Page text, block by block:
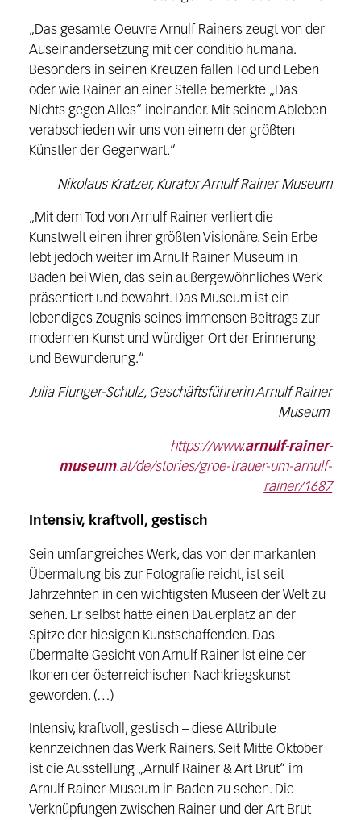
„Das gesamte Oeuvre Arnulf Rainers zeugt von der
Auseinandersetzung mit der conditio humana.
Besonders in seinen Kreuzen fallen Tod und Leben
oder wie Rainer an einer Stelle bemerkte „Das
Nichts gegen Alles“ ineinander. Mit seinem Ableben
verabschieden wir uns von einem der größten
Künstler der Gegenwart.“
Nikolaus Kratzer, Kurator Arnulf Rainer Museum
„Mit dem Tod von Arnulf Rainer verliert die
Kunstwelt einen ihrer größten Visionäre. Sein Erbe
lebt jedoch weiter im Arnulf Rainer Museum in
Baden bei Wien, das sein außergewöhnliches Werk
präsentiert und bewahrt. Das Museum ist ein
lebendiges Zeugnis seines immensen Beitrags zur
modernen Kunst und würdiger Ort der Erinnerung
und Bewunderung.“
Julia Flunger-Schulz, Geschäftsführerin Arnulf Rainer
Museum
https://www.arnulf-rainer-
museum.at/de/stories/groe-trauer-um-arnulf-
rainer/1687
Intensiv, kraftvoll, gestisch
Sein umfangreiches Werk, das von der markanten
Übermalung bis zur Fotografie reicht, ist seit
Jahrzehnten in den wichtigsten Museen der Welt zu
sehen. Er selbst hatte einen Dauerplatz an der
Spitze der hiesigen Kunstschaffenden. Das
übermalte Gesicht von Arnulf Rainer ist eine der
Ikonen der österreichischen Nachkriegskunst
geworden. (…)
Intensiv, kraftvoll, gestisch – diese Attribute
kennzeichnen das Werk Rainers. Seit Mitte Oktober
ist die Ausstellung „Arnulf Rainer & Art Brut“ im
Arnulf Rainer Museum in Baden zu sehen. Die
Verknüpfungen zwischen Rainer und der Art Brut